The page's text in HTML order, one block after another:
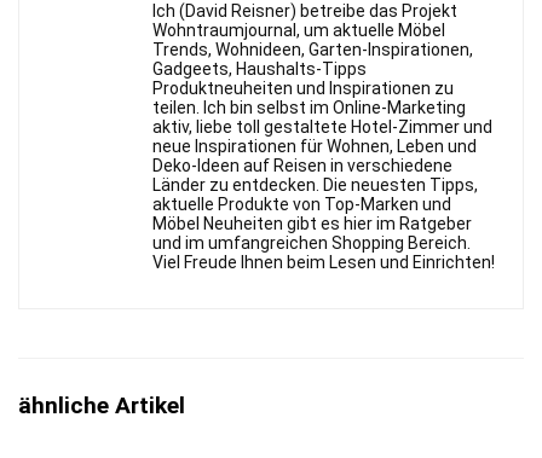
Ich (David Reisner) betreibe das Projekt
Wohntraumjournal, um aktuelle Möbel
Trends, Wohnideen, Garten-Inspirationen,
Gadgeets, Haushalts-Tipps
Produktneuheiten und Inspirationen zu
teilen. Ich bin selbst im Online-Marketing
aktiv, liebe toll gestaltete Hotel-Zimmer und
neue Inspirationen für Wohnen, Leben und
Deko-Ideen auf Reisen in verschiedene
Länder zu entdecken. Die neuesten Tipps,
aktuelle Produkte von Top-Marken und
Möbel Neuheiten gibt es hier im Ratgeber
und im umfangreichen Shopping Bereich.
Viel Freude Ihnen beim Lesen und Einrichten!
ähnliche Artikel